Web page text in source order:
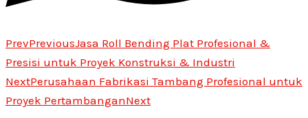
PrevPreviousJasa Roll Bending Plat Profesional &
Presisi untuk Proyek Konstruksi & Industri
NextPerusahaan Fabrikasi Tambang Profesional untuk
Proyek PertambanganNext